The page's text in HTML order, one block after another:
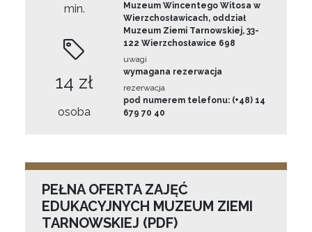
min.
14 zł
osoba
Muzeum Wincentego Witosa w
Wierzchosławicach, oddział
Muzeum Ziemi Tarnowskiej, 33-
122 Wierzchosławice 698
uwagi
wymagana rezerwacja
rezerwacja
pod numerem telefonu: (+48) 14
679 70 40
PEŁNA OFERTA ZAJĘĆ
EDUKACYJNYCH MUZEUM ZIEMI
TARNOWSKIEJ (PDF)